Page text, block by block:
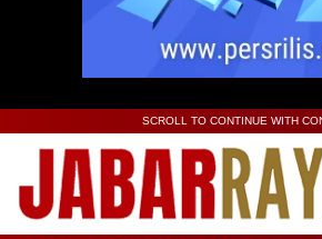
SCROLL TO CONTINUE WITH